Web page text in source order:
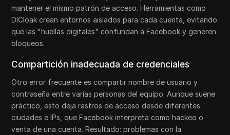
mantener el mismo patrón de acceso. Herramientas como
DICloak crean entornos aislados para cada cuenta, evitando
que las "huellas digitales" confundan a Facebook y generen
bloqueos.
Compartición inadecuada de credenciales
Otro error frecuente es compartir nombre de usuario y
contraseña entre varias personas del equipo. Aunque suene
práctico, esto deja rastros de acceso desde diferentes
ciudades e IPs, que Facebook interpreta como hackeo o
venta de una cuenta. Resultado: problemas con la